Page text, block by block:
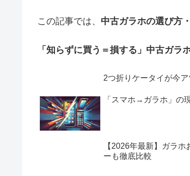
この記事では、 中古ガラホの選び方
「知らずに買う＝損する」中古ガラ
2つ折りケータイが今
「スマホ→ガラホ」の
【2026年最新】ガラ
ーも徹底比較